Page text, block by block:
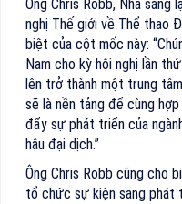
Ông Chris Robb, Nhà sáng
nghị Thế giới về Thể thao
biệt của cột mốc này:
Nam cho kỳ hội nghị lần
lên trở thành một trung
sẽ là nền tảng để cùng
đẩy sự phát triển của
hậu đại dịch.”
Ông Chris Robb cũng cho
tổ chức sự kiện sang phát